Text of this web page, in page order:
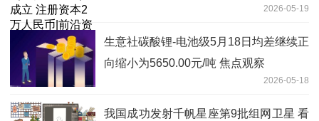
2026-05-19
生意社碳酸锂-电池级5月18日均差继续正
向缩小为5650.00元/吨 焦点观察
2026-05-18
我国成功发射千帆星座第9批组网卫星 看